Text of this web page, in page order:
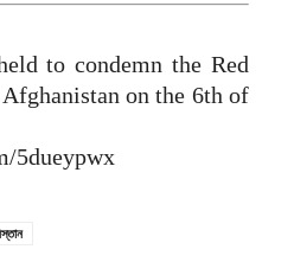
to condemn the Red
on the 6th of
5dueypwx